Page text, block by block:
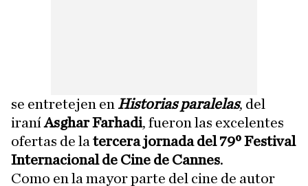
se entretejen en Historias paralelas, del
iraníAsghar Farhadi, fueron las excelentes
ofertas de la tercera jornada del 79º Festival
Internacional de Cine de Cannes.
Como en la mayor parte del cine de autor